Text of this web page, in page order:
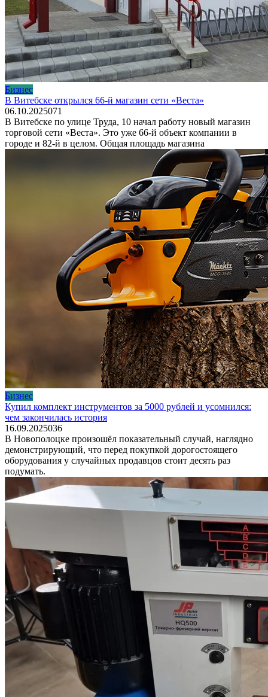
Бизнес
В Витебске открылся 66-й магазин сети «Веста»
06.10.2025071
В Витебске по улице Труда, 10 начал работу новый магазин
торговой сети «Веста». Это уже 66-й объект компании в
городе и 82-й в целом. Общая площадь магазина
Бизнес
Купил комплект инструментов за 5000 рублей и усомнился:
чем закончилась история
16.09.2025036
В Новополоцке произошёл показательный случай, наглядно
демонстрирующий, что перед покупкой дорогостоящего
оборудования у случайных продавцов стоит десять раз
подумать.